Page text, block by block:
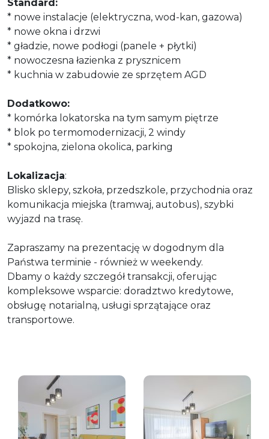
Standard:
* nowe instalacje (elektryczna, wod-kan, gazowa)
* nowe okna i drzwi
* gładzie, nowe podłogi (panele + płytki)
* nowoczesna łazienka z prysznicem
* kuchnia w zabudowie ze sprzętem AGD
Dodatkowo:
* komórka lokatorska na tym samym piętrze
* blok po termomodernizacji, 2 windy
* spokojna, zielona okolica, parking
Lokalizacja:
Blisko sklepy, szkoła, przedszkole, przychodnia oraz
komunikacja miejska (tramwaj, autobus), szybki
wyjazd na trasę.
Zapraszamy na prezentację w dogodnym dla
Państwa terminie - również w weekendy.
Dbamy o każdy szczegół transakcji, oferując
kompleksowe wsparcie: doradztwo kredytowe,
obsługę notarialną, usługi sprzątające oraz
transportowe.